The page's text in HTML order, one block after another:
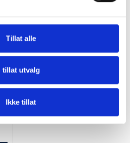
Tillat alle
tillat utvalg
Ikke tillat